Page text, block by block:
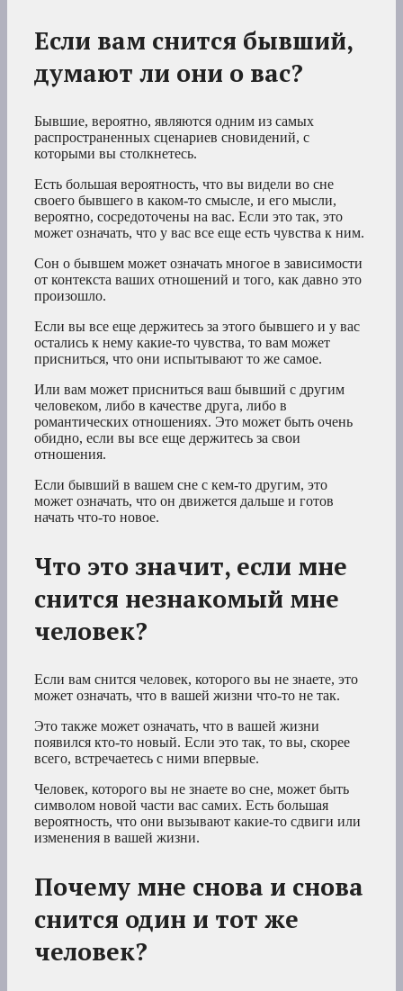
Если вам снится бывший,
думают ли они о вас?
Бывшие, вероятно, являются одним из самых
распространенных сценариев сновидений, с
которыми вы столкнетесь.
Есть большая вероятность, что вы видели во сне
своего бывшего в каком-то смысле, и его мысли,
вероятно, сосредоточены на вас. Если это так, это
может означать, что у вас все еще есть чувства к ним.
Сон о бывшем может означать многое в зависимости
от контекста ваших отношений и того, как давно это
произошло.
Если вы все еще держитесь за этого бывшего и у вас
остались к нему какие-то чувства, то вам может
присниться, что они испытывают то же самое.
Или вам может присниться ваш бывший с другим
человеком, либо в качестве друга, либо в
романтических отношениях. Это может быть очень
обидно, если вы все еще держитесь за свои
отношения.
Если бывший в вашем сне с кем-то другим, это
может означать, что он движется дальше и готов
начать что-то новое.
Что это значит, если мне
снится незнакомый мне
человек?
Если вам снится человек, которого вы не знаете, это
может означать, что в вашей жизни что-то не так.
Это также может означать, что в вашей жизни
появился кто-то новый. Если это так, то вы, скорее
всего, встречаетесь с ними впервые.
Человек, которого вы не знаете во сне, может быть
символом новой части вас самих. Есть большая
вероятность, что они вызывают какие-то сдвиги или
изменения в вашей жизни.
Почему мне снова и снова
снится один и тот же
человек?